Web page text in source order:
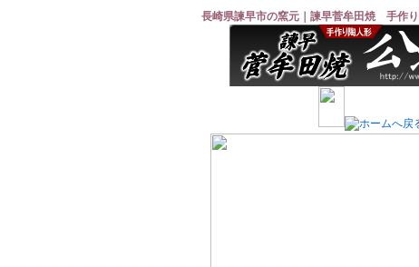
長崎県諫早市の窯元｜諫早菅牟田焼 手作